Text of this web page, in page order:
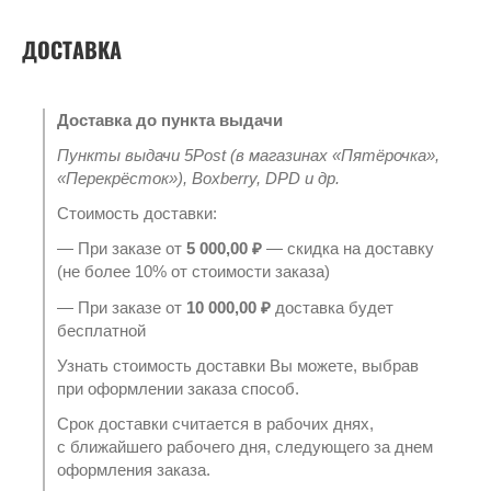
ДОСТАВКА
Доставка до пункта выдачи
Пункты выдачи 5Post (в магазинах «Пятёрочка»,
«Перекрёсток»), Boxberry, DPD и др.
Стоимость доставки:
— При заказе от 5 000,00 ₽ — скидка на доставку
(не более 10% от стоимости заказа)
— При заказе от 10 000,00 ₽ доставка будет
бесплатной
Узнать стоимость доставки Вы можете, выбрав
при оформлении заказа способ.
Срок доставки считается в рабочих днях,
с ближайшего рабочего дня, следующего за днем
оформления заказа.